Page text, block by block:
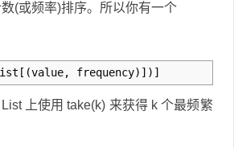
(或频率)排序。所以你有一个
[ (value, frequency) ] ) ]
上使用 take(k) 来获得 k 个最频繁